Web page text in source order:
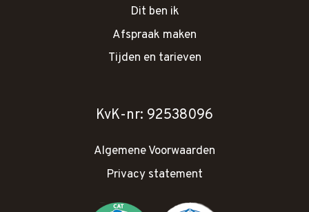
Dit ben ik
Afspraak maken
Tijden en tarieven
KvK-nr: 92538096
Algemene Voorwaarden
Privacy statement